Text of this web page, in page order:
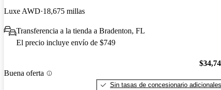
Luxe AWD 18,675 millas
Transferencia a la tienda a Bradenton, FL
El precio incluye envío de $749
Buena oferta
Sin tasas de concesionario adicionales